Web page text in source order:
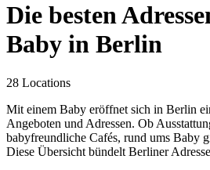
Die besten
Baby in Berlin
28 Locations
Mit einem Baby eröffnet sich in Berlin
Angeboten und Adressen. Ob
babyfreundliche Cafés, rund ums Baby
Diese Übersicht bündelt Berliner